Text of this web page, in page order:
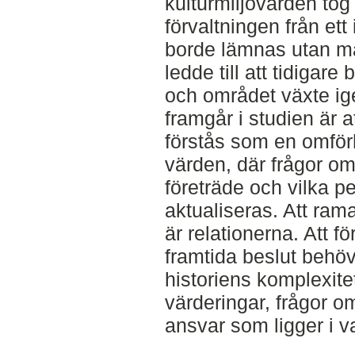
förvaltningen från
borde lämnas utan
ledde till att tidigare
och området växte
framgår i studien är
förstås som en
värden, där frågor
företräde och vilka
aktualiseras. Att
är relationerna. Att
framtida beslut
historiens
värderingar, frågor
ansvar som ligger i